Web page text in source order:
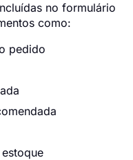
no formulário
como:
pedido